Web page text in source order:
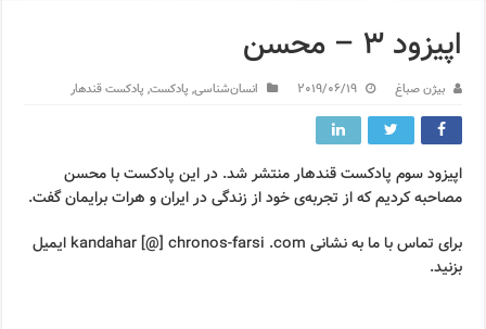
اپیزود ۳ – محسن
بیژن صباغ 2019/06/19 انسان‌شناسی, پادکست, پادکست قندهار
اپیزود سوم پادکست قندهار منتشر شد. در این پادکست با محسن
مصاحبه کردیم که از تجربه‌ی خود از زندگی در ایران و هرات برایمان گفت.
برای تماس با ما به نشانی kandahar [@] chronos-farsi .com ایمیل
بزنید.